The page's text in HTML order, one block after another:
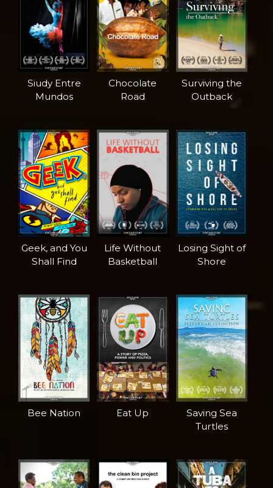
Siudy Entre
Mundos
Chocolate
Road
Surviving the
Outback
Geek, and You
Shall Find
Life Without
Basketball
Losing Sight of
Shore
Bee Nation Eat Up
Saving Sea
Turtles